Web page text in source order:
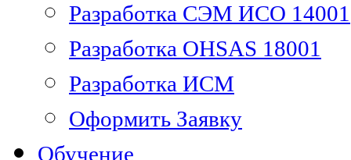
Разработка СЭМ ИСО 14001
Разработка OHSAS 18001
Разработка ИСМ
Оформить Заявку
Обучение